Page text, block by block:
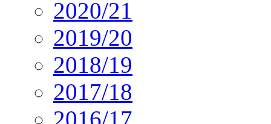
2020/21
2019/20
2018/19
2017/18